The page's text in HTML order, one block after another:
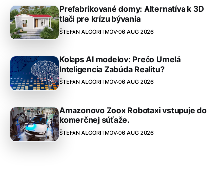
Prefabrikované domy: Alternatíva k 3D
tlači pre krízu bývania
ŠTEFAN ALGORITMOV06 AUG 2026
Kolaps AI modelov: Prečo Umelá
Inteligencia Zabúda Realitu?
ŠTEFAN ALGORITMOV06 AUG 2026
Amazonovo Zoox Robotaxi vstupuje do
komerčnej súťaže.
ŠTEFAN ALGORITMOV06 AUG 2026